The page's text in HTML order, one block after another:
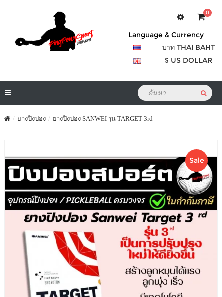
0
Language & Currency
บาท THAI BAHT
$ US DOLLAR
ยางปิงปอง ยางปิงปอง SANWEI รุ่น TARGET 3rd
Sale